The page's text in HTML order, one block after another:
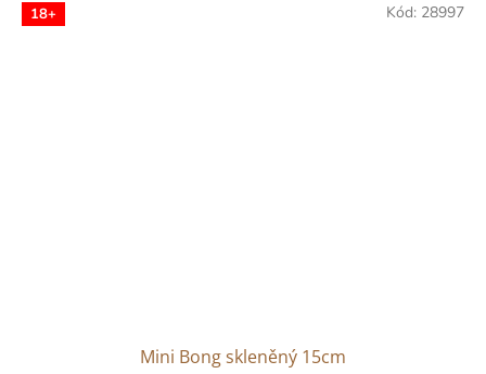
18+
Mini Bong skleněný 15cm
Kód: 28997